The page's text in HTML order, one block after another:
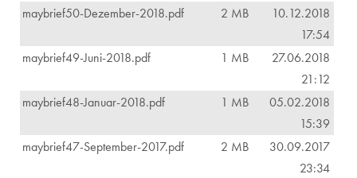
maybrief50-Dezember-2018.pdf
2 MB
10.12.2018
17:54
maybrief49-Juni-2018.pdf
1 MB
27.06.2018
21:12
maybrief48-Januar-2018.pdf
1 MB
05.02.2018
15:39
maybrief47-September-2017.pdf
2 MB
30.09.2017
23:34